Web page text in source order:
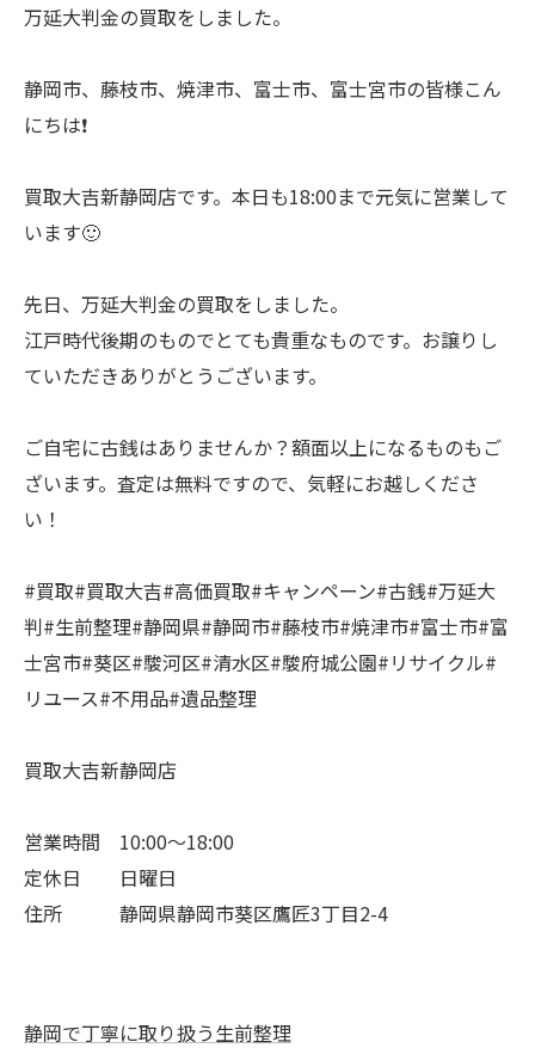
万延大判金の買取をしました。
静岡市、藤枝市、焼津市、富士市、富士宮市の皆様こん
にちは❗
買取大吉新静岡店です。本日も18:00まで元気に営業して
います🙂
先日、万延大判金の買取をしました。
江戸時代後期のものでとても貴重なものです。お譲りし
ていただきありがとうございます。
ご自宅に古銭はありませんか？額面以上になるものもご
ざいます。査定は無料ですので、気軽にお越しくださ
い！
#買取#買取大吉#高価買取#キャンペーン#古銭#万延大
判#生前整理#静岡県#静岡市#藤枝市#焼津市#富士市#富
士宮市#葵区#駿河区#清水区#駿府城公園#リサイクル#
リユース#不用品#遺品整理
買取大吉新静岡店
営業時間 10:00～18:00
定休日 日曜日
住所 静岡県静岡市葵区鷹匠3丁目2-4
静岡で丁寧に取り扱う生前整理